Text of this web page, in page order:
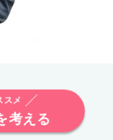
スメ
考える